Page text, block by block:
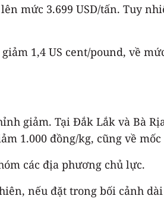
mức 3.699 USD/tấn. Tuy
1,4 US cent/pound, về
giảm. Tại Đắk Lắk và Bà
1.000 đồng/kg, cũng về mốc
các địa phương chủ lực.
nếu đặt trong bối cảnh